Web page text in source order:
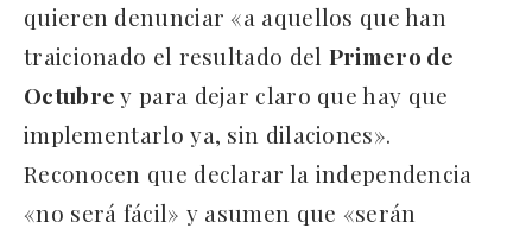
quieren denunciar «a aquellos que han
traicionado el resultado del Primero de
Octubrey para dejar claro que hay que
implementarlo ya, sin dilaciones».
Reconocen que declarar la independencia
«no será fácil» y asumen que «serán